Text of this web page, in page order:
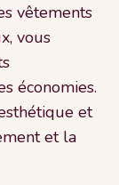
vêtements
vous
économies.
et
et la